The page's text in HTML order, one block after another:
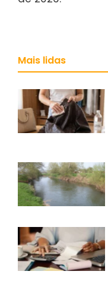
Mais lidas